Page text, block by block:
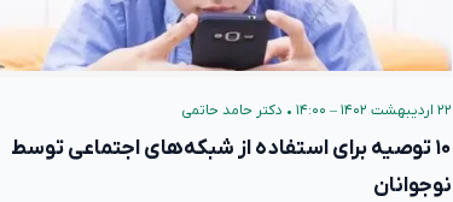
۲۲ اردیبهشت ۱۴۰۲ – ۱۴:۰۰ • دکتر حامد حاتمی
۱۰ توصیه برای استفاده از شبکه‌های اجتماعی توسط
نوجوانان